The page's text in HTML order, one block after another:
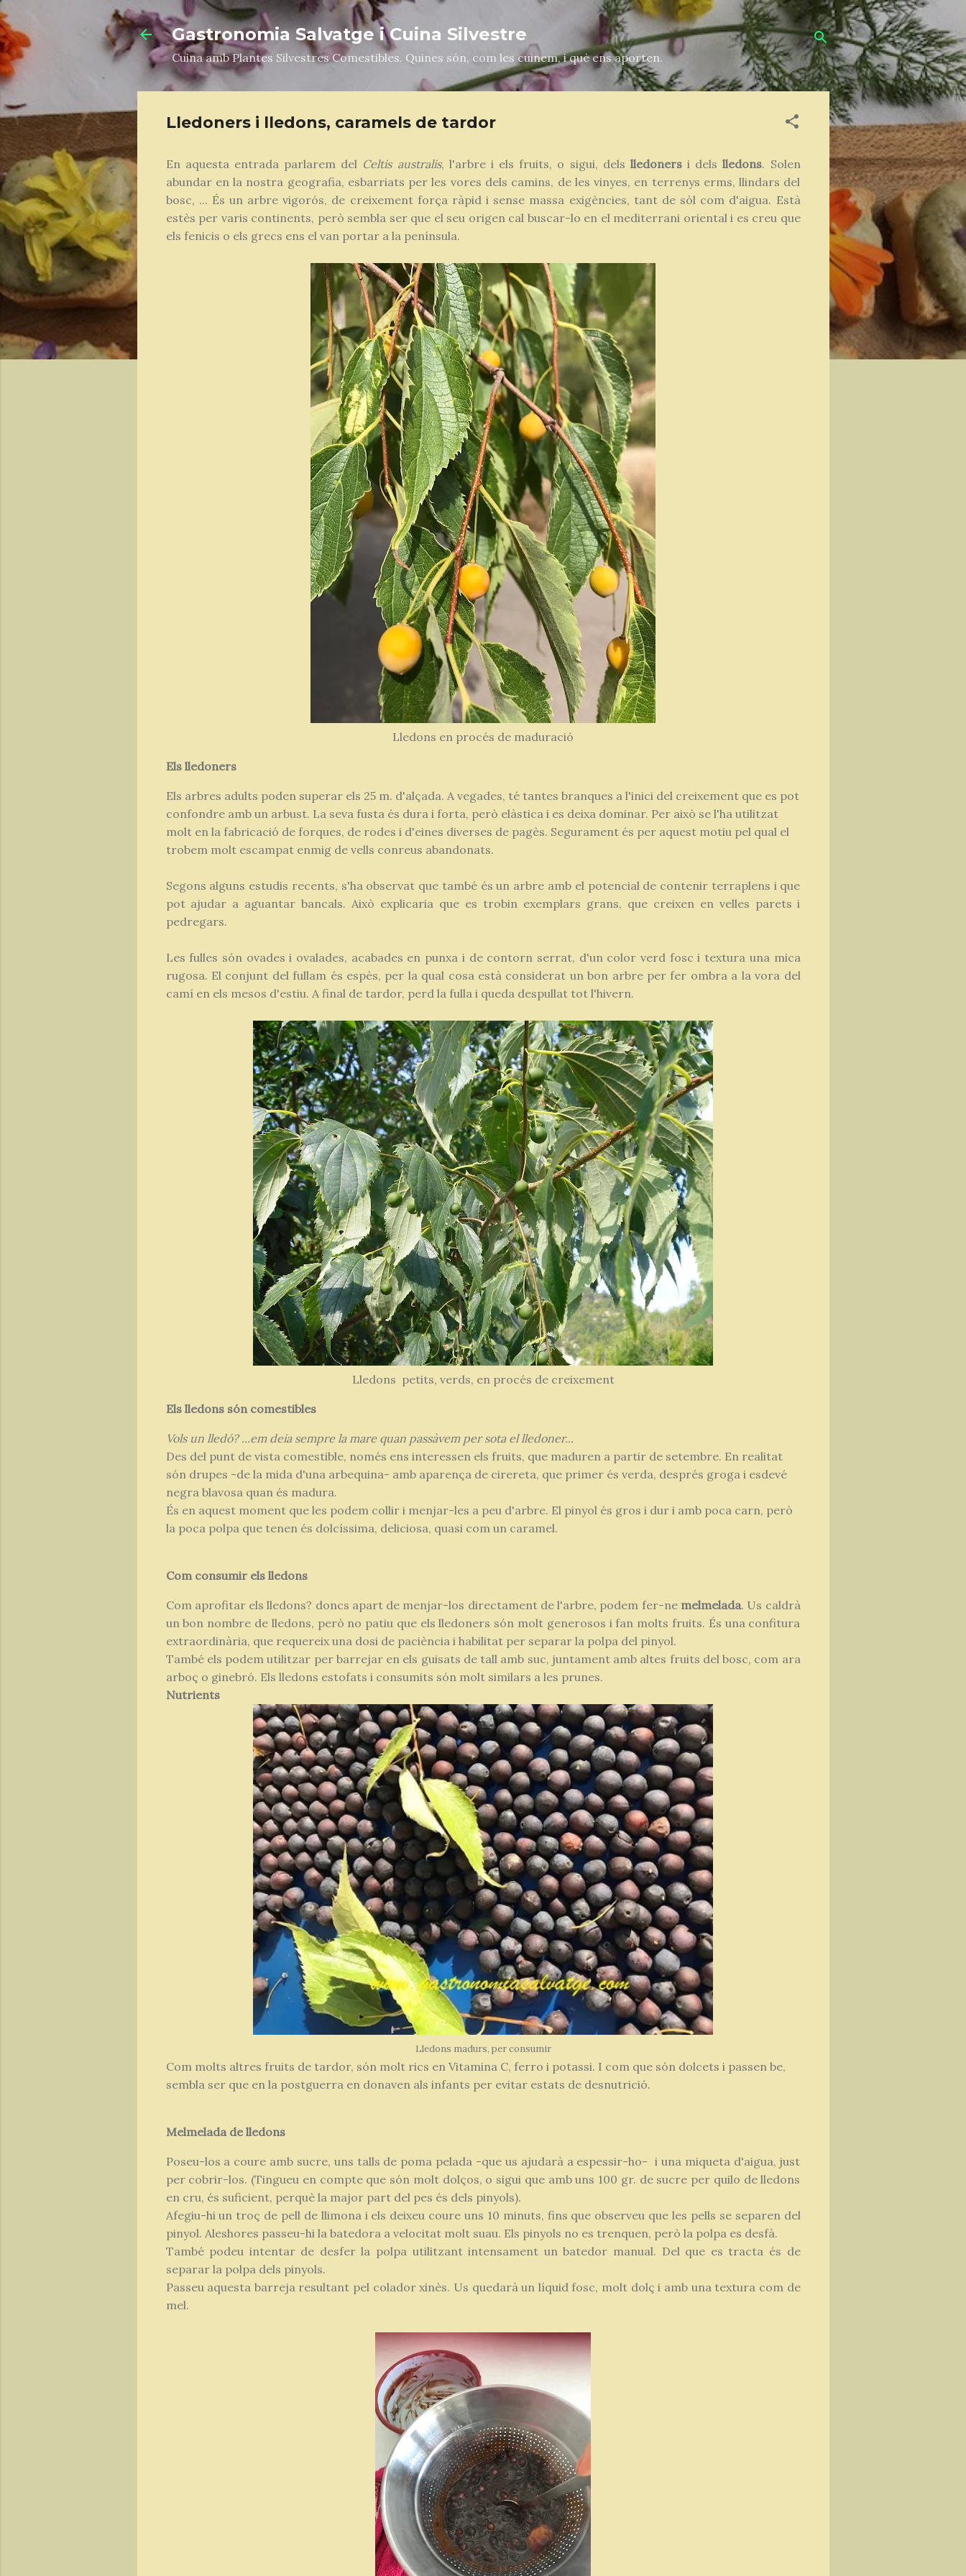
Gastronomia Salvatge i Cuina Silvestre
Cuina amb Plantes Silvestres Comestibles. Quines són, com les cuinem, i què ens aporten.
Lledoners i lledons, caramels de tardor
En aquesta entrada parlarem del Celtis australis, l'arbre i els fruits, o sigui, dels lledonersi delslledons. Solen
abundar en la nostra geografia, esbarriats per les vores dels camins, de les vinyes, en terrenys erms, llindars del
bosc, ... És un arbre vigorós, de creixement força ràpid i sense massa exigències, tant de sòl com d'aigua. Està
estès per varis continents, però sembla ser que el seu origen cal buscar-lo en el mediterrani oriental i es creu que
els fenicis o els grecs ens el van portar a la península.
Lledons en procés de maduració
Els lledoners
Els arbres adults poden superar els 25 m. d'alçada. A vegades, té tantes branques a l'inici del creixement que es pot
confondre amb un arbust. La seva fusta és dura i forta, però elàstica i es deixa dominar. Per això se l'ha utilitzat
molt en la fabricació de forques, de rodes i d'eines diverses de pagès. Segurament és per aquest motiu pel qual el
trobem molt escampat enmig de vells conreus abandonats.
Segons alguns estudis recents, s'ha observat que també és un arbre amb el potencial de contenir terraplens i que
pot ajudar a aguantar bancals. Això explicaria que es trobin exemplars grans, que creixen en velles parets i
pedregars.
Les fulles són ovades i ovalades, acabades en punxa i de contorn serrat, d'un color verd fosc i textura una mica
rugosa. El conjunt del fullam és espès, per la qual cosa està considerat un bon arbre per fer ombra a la vora del
camí en els mesos d'estiu. A final de tardor, perd la fulla i queda despullat tot l'hivern.
Lledons petits, verds, en procés de creixement
Els lledons són comestibles
Vols un lledó? ...em deia sempre la mare quan passàvem per sota el lledoner...
Des del punt de vista comestible, només ens interessen els fruits, que maduren a partir de setembre. En realitat
són drupes -de la mida d'una arbequina- amb aparença de cirereta, que primer és verda, després groga i esdevé
negra blavosa quan és madura.
És en aquest moment que les podem collir i menjar-les a peu d'arbre. El pinyol és gros i dur i amb poca carn, però
la poca polpa que tenen és dolcíssima, deliciosa, quasi com un caramel.
Com consumir els lledons
Com aprofitar els lledons? doncs apart de menjar-los directament de l'arbre, podem fer-ne melmelada. Us caldrà
un bon nombre de lledons, però no patiu que els lledoners són molt generosos i fan molts fruits. És una confitura
extraordinària, que requereix una dosi de paciència i habilitat per separar la polpa del pinyol.
També els podem utilitzar per barrejar en els guisats de tall amb suc, juntament amb altes fruits del bosc, com ara
arboç o ginebró. Els lledons estofats i consumits són molt similars a les prunes.
Nutrients
Lledons madurs, per consumir
Com molts altres fruits de tardor, són molt rics en Vitamina C, ferro i potassi. I com que són dolcets i passen be,
sembla ser que en la postguerra en donaven als infants per evitar estats de desnutrició.
Melmelada de lledons
Poseu-los a coure amb sucre, uns talls de poma pelada -que us ajudarà a espessir-ho- i una miqueta d'aigua, just
per cobrir-los. (Tingueu en compte que són molt dolços, o sigui que amb uns 100 gr. de sucre per quilo de lledons
en cru, és suficient, perquè la major part del pes és dels pinyols).
Afegiu-hi un troç de pell de llimona i els deixeu coure uns 10 minuts, fins que observeu que les pells se separen del
pinyol. Aleshores passeu-hi la batedora a velocitat molt suau. Els pinyols no es trenquen, però la polpa es desfà.
També podeu intentar de desfer la polpa utilitzant intensament un batedor manual. Del que es tracta és de
separar la polpa dels pinyols.
Passeu aquesta barreja resultant pel colador xinès. Us quedarà un líquid fosc, molt dolç i amb una textura com de
mel.